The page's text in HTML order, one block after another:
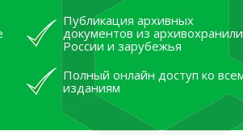
Публикация архивных
документов из
России и зарубежья
Полный онлайн доступ ко
изданиям